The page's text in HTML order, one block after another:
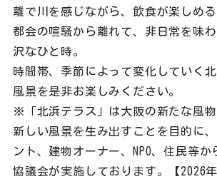
離で川を感じながら、飲食が楽しめる
都会の喧騒から離れて、非日常を味
沢なひと時。
時間帯、季節によって変化していく
風景を是非お楽しみください。
※「北浜テラス」は大阪の新たな風
新しい風景を生み出すことを目的に
ント、建物オーナー、NPO、住民等か
協議会が実施しております。【2026